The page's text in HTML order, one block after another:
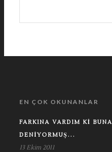
EN ÇOK OKUNANLAR
FARKINA VARDIM KI
DENIYORMUŞ...
13 Ekim 2011